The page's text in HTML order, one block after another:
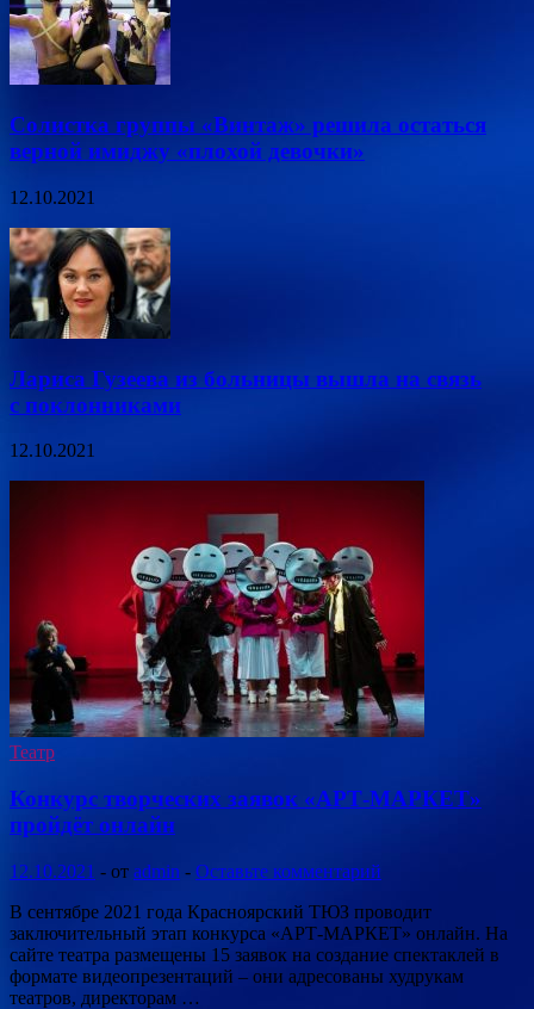
Солистка группы «Винтаж» решила остаться
верной имиджу «плохой девочки»
12.10.2021
Лариса Гузеева из больницы вышла на связь
с поклонниками
12.10.2021
Театр
Конкурс творческих заявок «АРТ-МАРКЕТ»
пройдёт онлайн
12.10.2021 - от admin - Оставьте комментарий
В сентябре 2021 года Красноярский ТЮЗ проводит
заключительный этап конкурса «АРТ-МАРКЕТ» онлайн. На
сайте театра размещены 15 заявок на создание спектаклей в
формате видеопрезентаций – они адресованы худрукам
театров, директорам …